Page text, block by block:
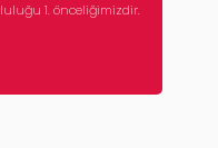
1. önceliğimizdir.